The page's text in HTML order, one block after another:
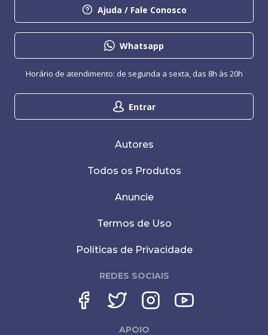
Ajuda / Fale Conosco
Whatsapp
Entrar
Horário de atendimento: de segunda a sexta, das 8h às 20h
Autores
Todos os Produtos
Anuncie
Termos de Uso
Políticas de Privacidade
REDES SOCIAIS
APOIO